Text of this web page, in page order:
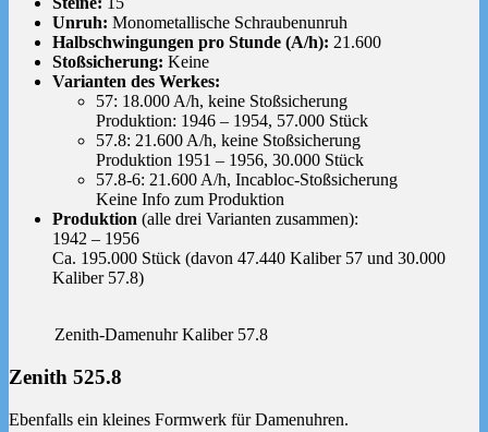
Unruh: Monometallische Schraubenunruh
Halbschwingungen pro Stunde (A/h): 21.600
Stoßsicherung: Keine
Varianten des Werkes:
57: 18.000 A/h, keine Stoßsicherung
Produktion: 1946 – 1954, 57.000 Stück
57.8: 21.600 A/h, keine Stoßsicherung
Produktion 1951 – 1956, 30.000 Stück
57.8-6: 21.600 A/h, Incabloc-Stoßsicherung
Keine Info zum Produktion
Produktion (alle drei Varianten zusammen):
1942 – 1956
Ca. 195.000 Stück (davon 47.440 Kaliber 57 und 30.000
Kaliber 57.8)
Zenith-Damenuhr Kaliber 57.8
Zenith 525.8
Ebenfalls ein kleines Formwerk für Damenuhren.